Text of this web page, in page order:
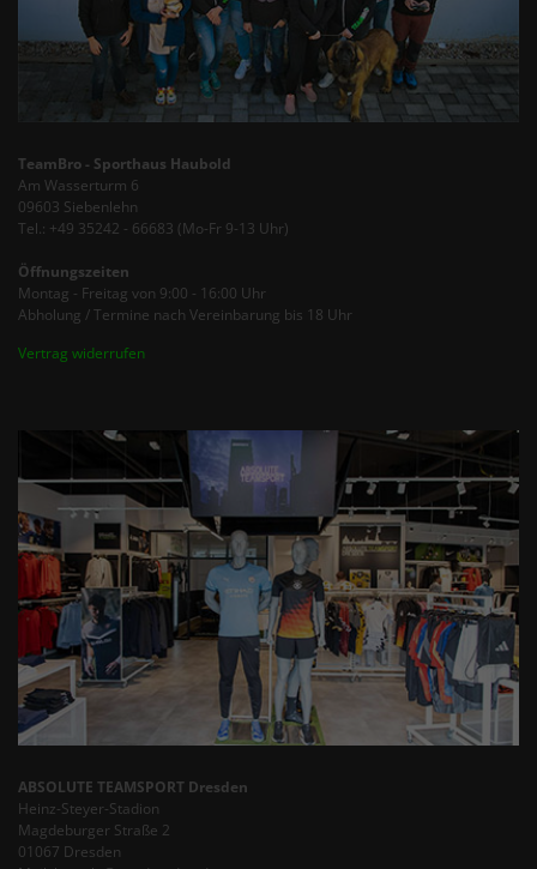
TeamBro - Sporthaus Haubold
Am Wasserturm 6
09603 Siebenlehn
Tel.: +49 35242 - 66683 (Mo-Fr 9-13 Uhr)
Öffnungszeiten
Montag - Freitag von 9:00 - 16:00 Uhr
Abholung / Termine nach Vereinbarung bis 18 Uhr
Vertrag widerrufen
ABSOLUTE TEAMSPORT Dresden
Heinz-Steyer-Stadion
Magdeburger Straße 2
01067 Dresden